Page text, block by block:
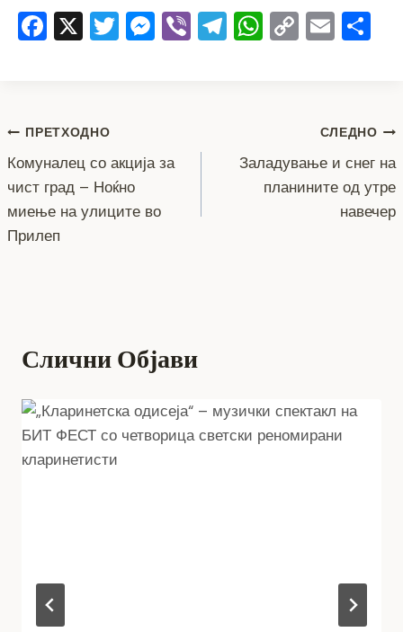
F
b
o
o
k
X T M
g
er
Vi T
m
W
p
p
C
n
k
E
Навигација
на
напис
ПРЕТХОДНО
Комуналец со акција за
чист град – Ноќно
миење на улиците во
Прилеп
СЛЕДНО
Заладување и снег на
планините од утре
навечер
Слични Објави